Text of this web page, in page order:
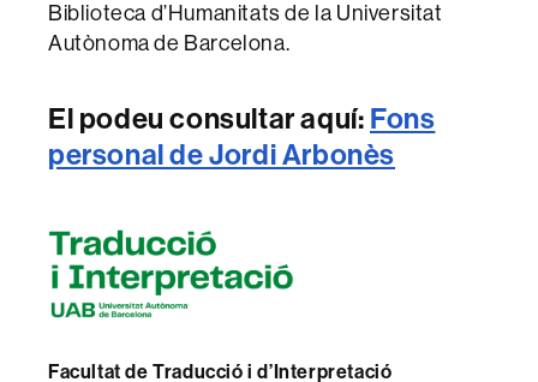
Biblioteca d’Humanitats de la Universitat
Autònoma de Barcelona.
El podeu consultar aquí: Fons
personal de Jordi Arbonès
Facultat de Traducció i d’Interpretació